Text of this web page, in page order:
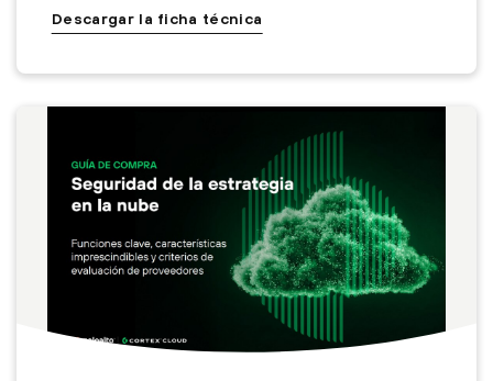
Descargar la ficha técnica